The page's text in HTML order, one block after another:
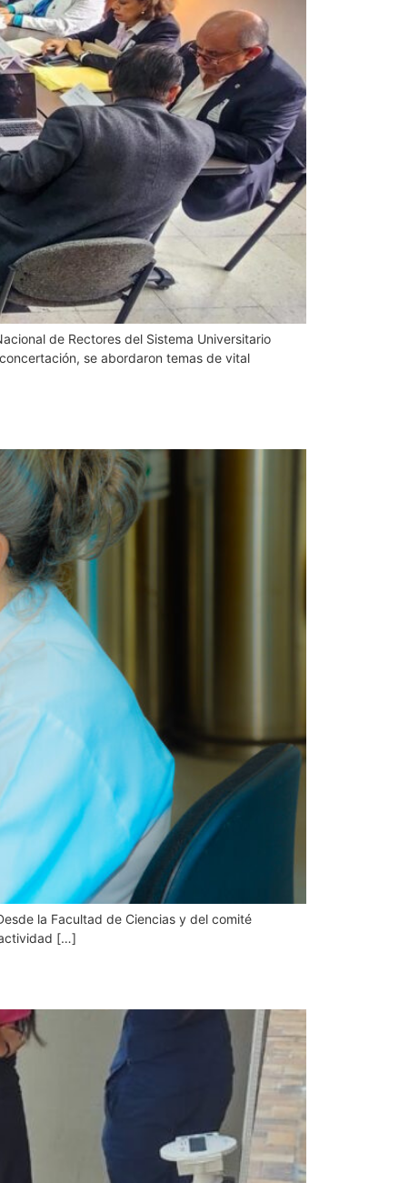
de Rectores del Sistema Universitario
se abordaron temas de vital
la Facultad de Ciencias y del comité
[…]